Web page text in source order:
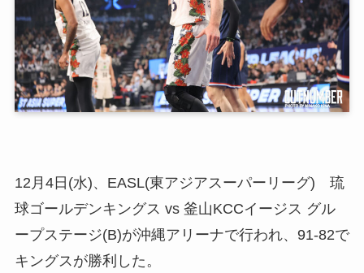
12月4日(水)、EASL(東アジアスーパーリーグ) 琉
球ゴールデンキングス vs 釜山KCCイージス グル
ープステージ(B)が沖縄アリーナで行われ、91-82で
キングスが勝利した。